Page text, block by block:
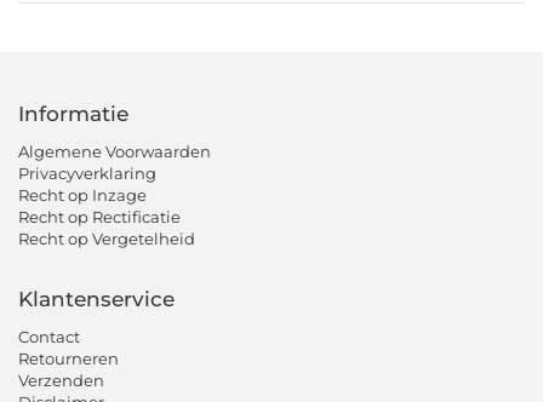
Informatie
Algemene Voorwaarden
Privacyverklaring
Recht op Inzage
Recht op Rectificatie
Recht op Vergetelheid
Klantenservice
Contact
Retourneren
Verzenden